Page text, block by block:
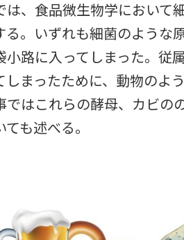
、食品微生物学において
る。いずれも細菌のような
小路に入ってしまった。従
しまったために、動物のよ
ではこれらの酵母、カビの
も述べる。